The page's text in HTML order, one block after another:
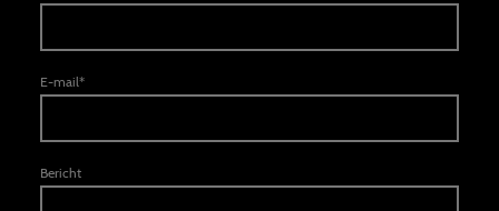
E-mail*
Bericht